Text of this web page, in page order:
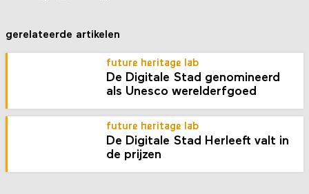
gerelateerde artikelen
future heritage lab
De Digitale Stad genomineerd
als Unesco werelderfgoed
future heritage lab
De Digitale Stad Herleeft valt in
de prijzen